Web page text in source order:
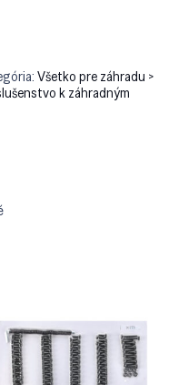
Všetko pre záhradu >
k záhradným